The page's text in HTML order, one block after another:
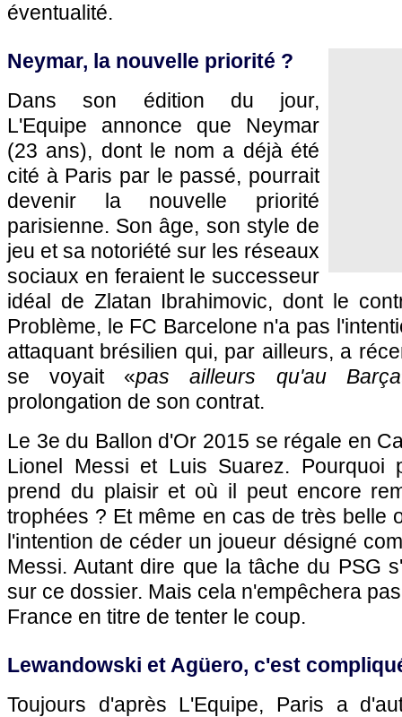
éventualité.
Neymar, la nouvelle priorité ?
Dans son édition du jour,
L'Equipe annonce que Neymar
(23 ans), dont le nom a déjà été
cité à Paris par le passé, pourrait
devenir la nouvelle priorité
parisienne. Son âge, son style de
jeu et sa notoriété sur les réseaux
sociaux en feraient le successeur
idéal de Zlatan Ibrahimovic, dont le
Problème, le FC Barcelone n'a pas
attaquant brésilien qui, par ailleurs, a
se voyait «pas ailleurs qu'au Barça
prolongation de son contrat.
Le 3e du Ballon d'Or 2015 se régale en
Lionel Messi et Luis Suarez. Pourquoi
prend du plaisir et où il peut encore
trophées ? Et même en cas de très belle
l'intention de céder un joueur désigné
Messi. Autant dire que la tâche du PSG
sur ce dossier. Mais cela n'empêchera
France en titre de tenter le coup.
Lewandowski et Agüero, c'est
Toujours d'après L'Equipe, Paris a